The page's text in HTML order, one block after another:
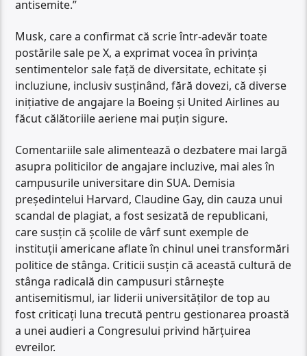
antisemite.”
Musk, care a confirmat că scrie într-adevăr toate
postările sale pe X, a exprimat vocea în privința
sentimentelor sale față de diversitate, echitate și
incluziune, inclusiv susținând, fără dovezi, că diverse
inițiative de angajare la Boeing și United Airlines au
făcut călătoriile aeriene mai puțin sigure.
Comentariile sale alimentează o dezbatere mai largă
asupra politicilor de angajare incluzive, mai ales în
campusurile universitare din SUA. Demisia
președintelui Harvard, Claudine Gay, din cauza unui
scandal de plagiat, a fost sesizată de republicani,
care susțin că școlile de vârf sunt exemple de
instituții americane aflate în chinul unei transformări
politice de stânga. Criticii susțin că această cultură de
stânga radicală din campusuri stârnește
antisemitismul, iar liderii universităților de top au
fost criticați luna trecută pentru gestionarea proastă
a unei audieri a Congresului privind hărțuirea
evreilor.